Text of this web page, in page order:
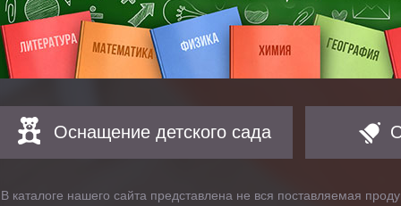
Оснащение детского сада
В каталоге нашего сайта представлена не вся поставляемая